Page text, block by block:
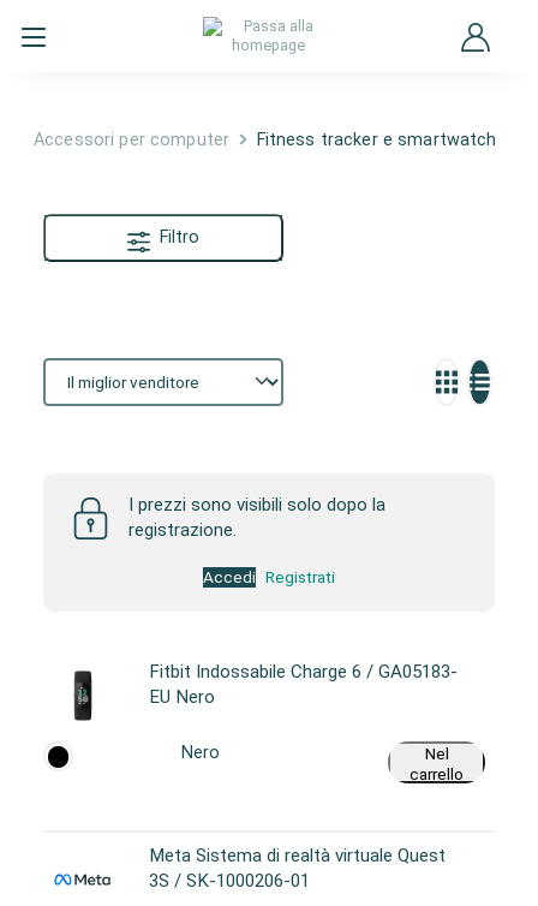
Accessori per computer Fitness tracker e smartwatch
Filtro
I prezzi sono visibili solo dopo la
registrazione.
Accedi Registrati
Fitbit Indossabile Charge 6 / GA05183-
EU Nero
Nero
Nel
carrello
Meta Sistema di realtà virtuale Quest
3S / SK-1000206-01